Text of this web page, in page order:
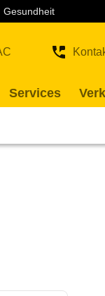
Gesundheit
Services